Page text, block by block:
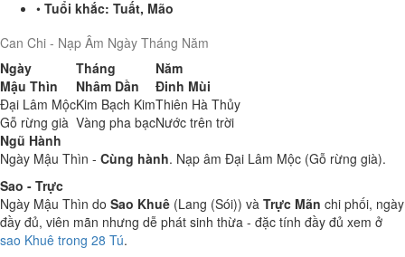
• Tuổi khắc: Tuất, Mão
Can Chi - Nạp Âm Ngày Tháng Năm
Ngày
Tháng
Năm
Mậu Thìn
Nhâm Dần
Đinh Mùi
Đại Lâm MộcKim Bạch KimThiên Hà Thủy
Gỗ rừng già Vàng pha bạcNước trên trời
Ngũ Hành
Ngày Mậu Thìn - Cùng hành. Nạp âm Đại Lâm Mộc (Gỗ rừng già).
Sao - Trực
Ngày Mậu Thìn do Sao Khuê (Lang (Sói)) và Trực Mãn chi phối, ngày
đầy đủ, viên mãn nhưng dễ phát sinh thừa - đặc tính đầy đủ xem ở
sao Khuê trong 28 Tú.